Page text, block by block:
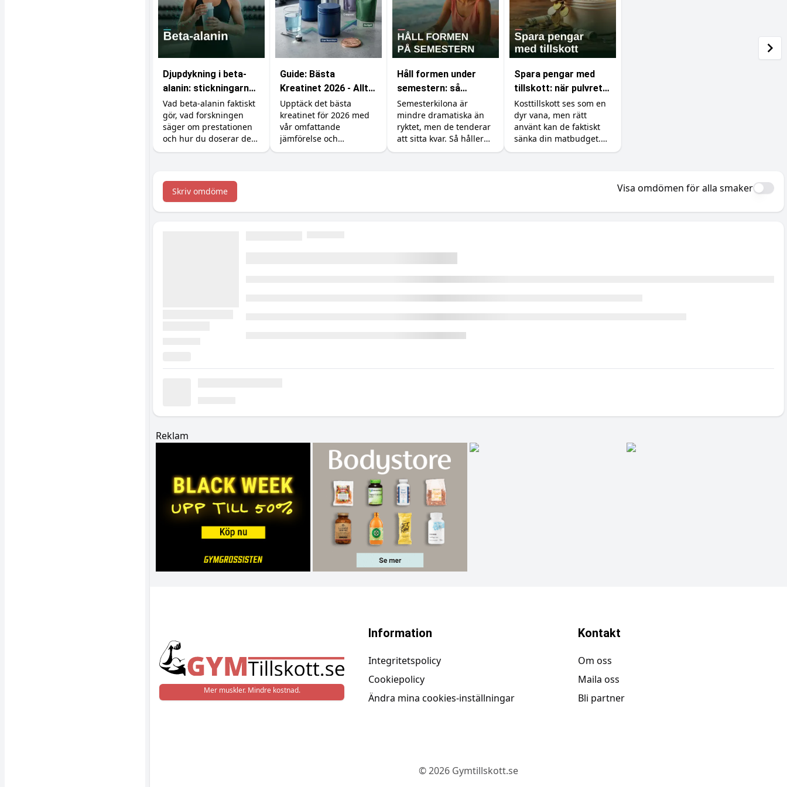
Djupdykning i beta-
alanin: stickningarna,
karnosinet och
effekten
Vad beta-alanin faktiskt
gör, vad forskningen
säger om prestationen
och hur du doserar det
rätt (inklusive varför du
Guide: Bästa
Kreatinet 2026 - Allt
du behöver veta
Upptäck det bästa
kreatinet för 2026 med
vår omfattande
jämförelse och
prisjämförelse.
Håll formen under
semestern: så
undviker du att lägga
på dig fett
Semesterkilona är
mindre dramatiska än
ryktet, men de tenderar
att sitta kvar. Så håller
du formen utan att
Spara pengar med
tillskott: när pulvret
är billigare än maten
Kosttillskott ses som en
dyr vana, men rätt
använt kan de faktiskt
sänka din matbudget.
Så ersätter du dyra
Skriv omdöme Visa omdömen för alla smaker
Reklam
Mer muskler. Mindre kostnad.
Information
Integritetspolicy
Cookiepolicy
Ändra mina cookies-inställningar
Kontakt
Om oss
Maila oss
Bli partner
©2026Gymtillskott.se